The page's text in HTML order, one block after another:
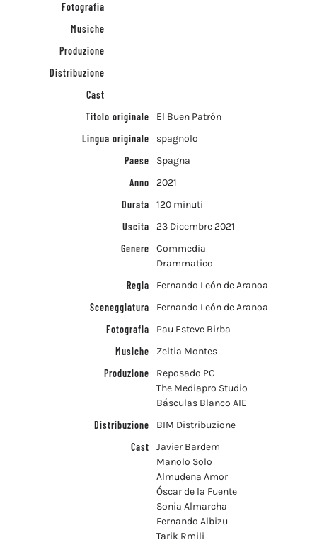
Fotografia
Musiche
Produzione
Distribuzione
Cast
Titolo originale
El Buen Patrón
Lingua originale
spagnolo
Paese
Spagna
Anno
2021
Durata
120 minuti
Uscita
23 Dicembre 2021
Genere
Commedia
Drammatico
Regia
Fernando León de Aranoa
Sceneggiatura
Fernando León de Aranoa
Fotografia
Pau Esteve Birba
Musiche
Zeltia Montes
Produzione
Reposado PC
The Mediapro Studio
Básculas Blanco AIE
Distribuzione
BIM Distribuzione
Cast
Javier Bardem
Manolo Solo
Almudena Amor
Óscar de la Fuente
Sonia Almarcha
Fernando Albizu
Tarik Rmili